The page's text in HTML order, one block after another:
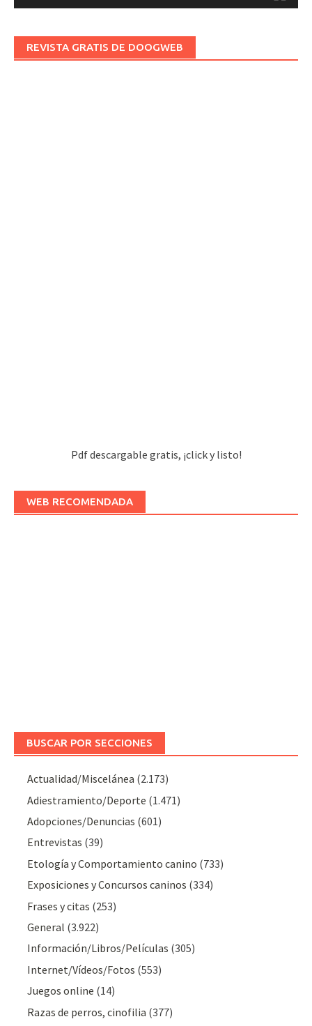
REVISTA GRATIS DE DOOGWEB
Pdf descargable gratis, ¡click y listo!
WEB RECOMENDADA
BUSCAR POR SECCIONES
Actualidad/Miscelánea (2.173)
Adiestramiento/Deporte (1.471)
Adopciones/Denuncias (601)
Entrevistas (39)
Etología y Comportamiento canino (733)
Exposiciones y Concursos caninos (334)
Frases y citas (253)
General (3.922)
Información/Libros/Películas (305)
Internet/Vídeos/Fotos (553)
Juegos online (14)
Razas de perros, cinofilia (377)